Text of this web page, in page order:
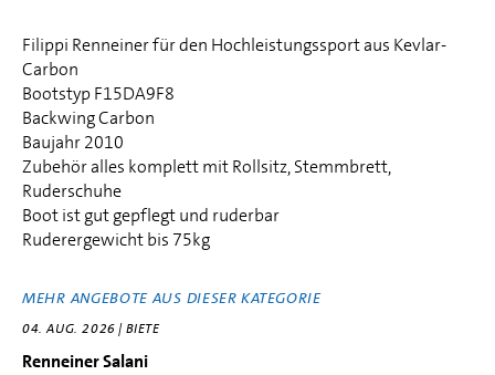
Filippi Renneiner für den Hochleistungssport aus Kevlar-
Carbon
Bootstyp F15DA9F8
Backwing Carbon
Baujahr 2010
Zubehör alles komplett mit Rollsitz, Stemmbrett,
Ruderschuhe
Boot ist gut gepflegt und ruderbar
Ruderergewicht bis 75kg
MEHR ANGEBOTE AUS DIESER KATEGORIE
04. AUG. 2026 | BIETE
Renneiner Salani